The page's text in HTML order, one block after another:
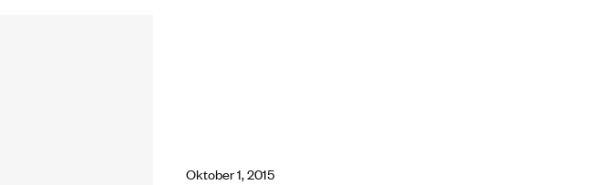
oktober 1, 2015